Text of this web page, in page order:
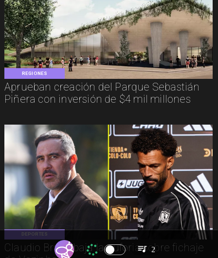
REGIONES
Aprueban creación del Parque Sebastián
Piñera con inversión de $4 mil millones
DEPORTES
Claudio Bravo baja la euforia sobre fichaje
2